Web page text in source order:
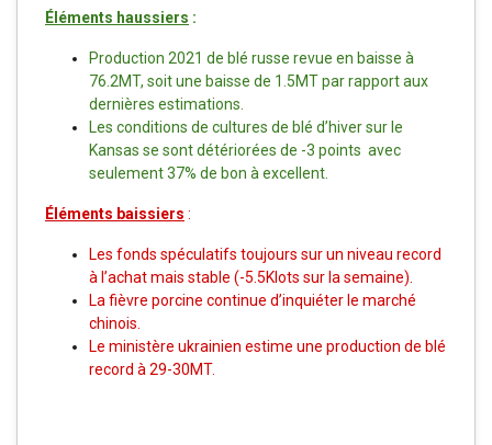
Éléments haussiers :
Production 2021 de blé russe revue en baisse à
76.2MT, soit une baisse de 1.5MT par rapport aux
dernières estimations.
Les conditions de cultures de blé d’hiver sur le
Kansas se sont détériorées de -3 points avec
seulement 37% de bon à excellent.
Éléments baissiers :
Les fonds spéculatifs toujours sur un niveau record
à l’achat mais stable (-5.5Klots sur la semaine).
La fièvre porcine continue d’inquiéter le marché
chinois.
Le ministère ukrainien estime une production de blé
record à 29-30MT.